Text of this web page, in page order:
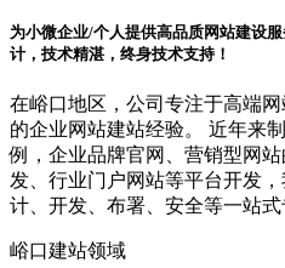
为小微企业/个人提供高品质网站建设
计，技术精湛，终身技术支持！
在峪口地区，公司专注于高端
的企业网站建站经验。 近年来
例，企业品牌官网、营销型网
发、行业门户网站等平台开发
计、开发、布署、安全等一站
峪口建站领域